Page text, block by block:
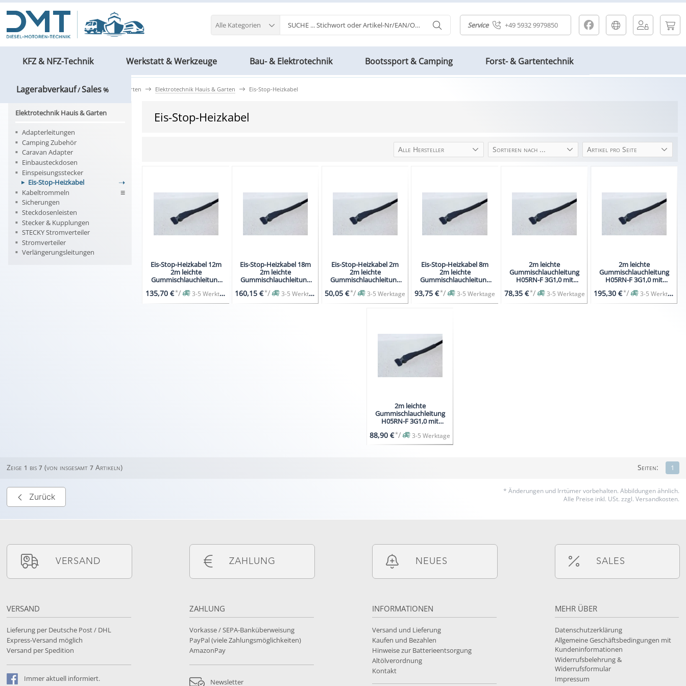
Service +49 5932 9979850
Alle Kategorien
KFZ & NFZ-Technik Werkstatt & Werkzeuge Bau- & Elektrotechnik Bootssport & Camping Forst- & Gartentechnik
Lagerabverkauf/Sales%
Bau- & Elektrotechnik Heim & Garten Elektrotechnik Hauis & Garten Eis-Stop-Heizkabel
Elektrotechnik Hauis & Garten
Adapterleitungen
Camping Zubehör
Caravan Adapter
Einbausteckdosen
Einspeisungsstecker
Eis-Stop-Heizkabel
Kabeltrommeln
Sicherungen
Steckdosenleisten
Stecker & Kupplungen
STECKY Stromverteiler
Stromverteiler
Verlängerungsleitungen
Eis-Stop-Heizkabel
Alle Hersteller Sortieren nach ... Artikel pro Seite
Eis-Stop-Heizkabel 12m
2m leichte
Gummischlauchleitung
Schutzkontaktstecker
135,70 €*/ 3-5 Werktage
Eis-Stop-Heizkabel 18m
2m leichte
Gummischlauchleitung
Schutzkontaktstecker
160,15 €*/ 3-5 Werktage
Eis-Stop-Heizkabel 2m
2m leichte
Gummischlauchleitung
Schutzkontaktstecker
50,05 €*/ 3-5 Werktage
Eis-Stop-Heizkabel 8m
2m leichte
Gummischlauchleitung
Schutzkontaktstecker
93,75 €*/ 3-5 Werktage
2m leichte
Gummischlauchleitung
H05RN-F 3G1,0 mit
78,35 €*/ 3-5 Werktage
2m leichte
Gummischlauchleitung
H05RN-F 3G1,0 mit
195,30 €*/ 3-5 Werktage
2m leichte
Gummischlauchleitung
H05RN-F 3G1,0 mit
88,90 €*/ 3-5 Werktage
Zeige 1 bis7 (von insgesamt7 Artikeln) 1
Seiten:
Zurück
* Änderungen und Irrtümer vorbehalten. Abbildungen ähnlich.
Alle Preise inkl. USt. zzgl. Versandkosten.
VERSAND
VERSAND
Lieferung per Deutsche Post / DHL
Express-Versand möglich
Versand per Spedition
Immeraktuell informiert.
ZAHLUNG
ZAHLUNG
Vorkasse / SEPA-Banküberweisung
PayPal (viele Zahlungsmöglichkeiten)
AmazonPay
Newsletter
NEUES
INFORMATIONEN
Versand und Lieferung
Kaufen und Bezahlen
Hinweise zur Batterieentsorgung
Altölverordnung
Kontakt
SALES
MEHR ÜBER
Datenschutzerklärung
Allgemeine Geschäftsbedingungen mit
Kundeninformationen
Widerrufsbelehrung &
Widerrufsformular
Impressum